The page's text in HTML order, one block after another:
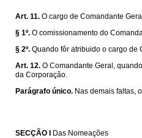
Art. 11. O cargo de Comandante
§ 1º. O comissionamento do
§ 2º. Quando fôr atribuido o cargo de
Art. 12. O Comandante Geral,
da Corporação.
Parágrafo único. Nas demais faltas,
SECÇÃO I
Das Nomeações